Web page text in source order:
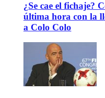
¿Se cae el fichaje?
última hora con la
a Colo Colo